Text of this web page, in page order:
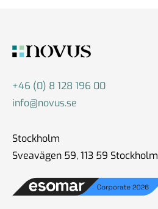
+46 (0) 8 128 196 00
info@novus.se
Stockholm
Sveavägen 59, 113 59 Stockholm